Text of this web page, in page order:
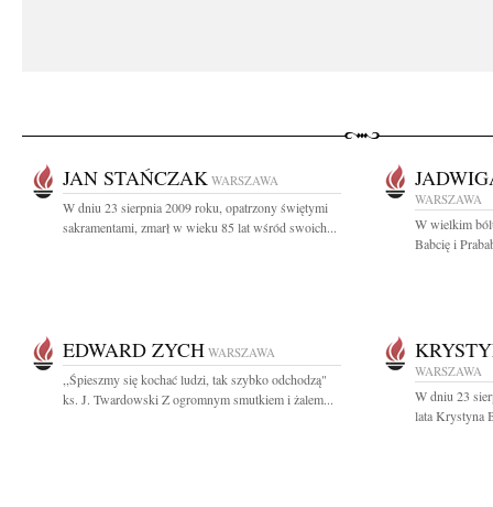
JAN STAŃCZAK WARSZAWA
W dniu 23 sierpnia 2009 roku, opatrzony świętymi
sakramentami, zmarł w wieku 85 lat wśród swoich...
WARSZAWA
W wielkim
Babcię i
EDWARD ZYCH WARSZAWA
,,Śpieszmy się kochać ludzi, tak szybko odchodzą"
ks. J. Twardowski Z ogromnym smutkiem i żalem...
WARSZAWA
W dniu 23
lata Krystyna